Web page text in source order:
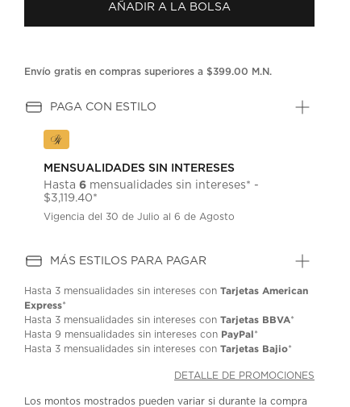
en
la
AÑADIR A LA BOLSA
Envío gratis en compras superiores a $399.00 M.N.
PAGA CON ESTILO
MENSUALIDADES SIN INTERESES
Hasta6 mensualidades sin intereses* -
$3,119.40*
Vigencia del 30 de Julio al 6 de Agosto
MÁS ESTILOS PARA PAGAR
Hasta 3 mensualidades sin intereses conTarjetas American
Express*
Hasta 3 mensualidades sin intereses conTarjetas BBVA*
Hasta9 mensualidades sin intereses con PayPal*
Hasta 3 mensualidades sin intereses conTarjetas Bajio*
DETALLE DE PROMOCIONES
Los montos mostrados pueden variar si durante la compra